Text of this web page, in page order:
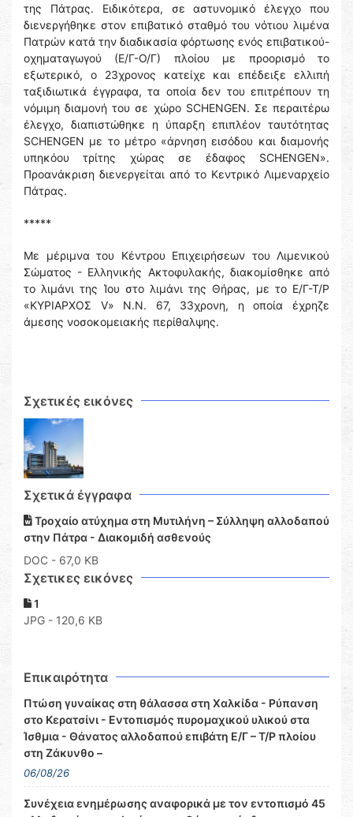
της Πάτρας. Ειδικότερα, σε αστυνομικό έλεγχο που
διενεργήθηκε στον επιβατικό σταθμό του νότιου λιμένα
Πατρών κατά την διαδικασία φόρτωσης ενός επιβατικού-
οχηματαγωγού (Ε/Γ-Ο/Γ) πλοίου με προορισμό το
εξωτερικό, ο 23χρονος κατείχε και επέδειξε ελλιπή
ταξιδιωτικά έγγραφα, τα οποία δεν του επιτρέπουν τη
νόμιμη διαμονή του σε χώρο SCHENGEN. Σε περαιτέρω
έλεγχο, διαπιστώθηκε η ύπαρξη επιπλέον ταυτότητας
SCHENGEN με το μέτρο «άρνηση εισόδου και διαμονής
υπηκόου τρίτης χώρας σε έδαφος SCHENGEN».
Προανάκριση διενεργείται από το Κεντρικό Λιμεναρχείο
Πάτρας.
*****
Με μέριμνα του Κέντρου Επιχειρήσεων του Λιμενικού
Σώματος - Ελληνικής Ακτοφυλακής, διακομίσθηκε από
το λιμάνι της Ίου στο λιμάνι της Θήρας, με το Ε/Γ-Τ/Ρ
«ΚΥΡΙΑΡΧΟΣ V» Ν.Ν. 67, 33χρονη, η οποία έχρηζε
άμεσης νοσοκομειακής περίθαλψης.
Σχετικές εικόνες
Σχετικά έγγραφα
Τροχαίο ατύχημα στη Μυτιλήνη – Σύλληψη αλλοδαπού
στην Πάτρα - Διακομιδή ασθενούς
DOC - 67,0 KB
Σχετικες εικόνες
1
JPG - 120,6 KB
Επικαιρότητα
Πτώση γυναίκας στη θάλασσα στη Χαλκίδα - Ρύπανση
στο Κερατσίνι - Εντοπισμός πυρομαχικού υλικού στα
Ίσθμια - Θάνατος αλλοδαπού επιβάτη Ε/Γ – Τ/Ρ πλοίου
στη Ζάκυνθο –
06/08/26
Συνέχεια ενημέρωσης αναφορικά με τον εντοπισμό 45